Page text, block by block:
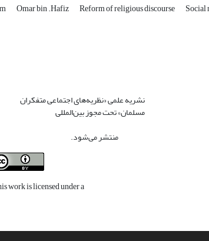
Omar bin .Hafiz Reform of religious discourse
نشریه علمی «نظریه‌های اجتماعی متفکران
مسلمان» تحت مجوز بین‌المللی
منتشر می‌شود.
work is licensed under a